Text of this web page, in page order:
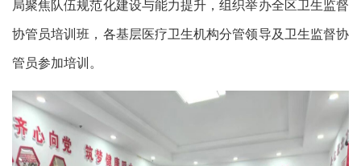
局聚焦队伍规范化建设与能力提升，组织举办全区卫生监督
协管员培训班，各基层医疗卫生机构分管领导及卫生监督协
管员参加培训。